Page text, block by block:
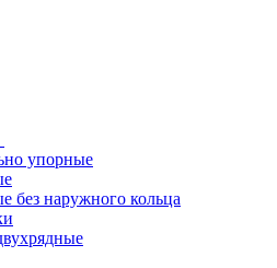
упорные
без наружного кольца